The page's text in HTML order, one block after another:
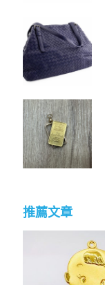
推薦文章